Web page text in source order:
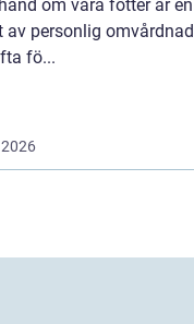
om våra fötter är en
av personlig omvårdnad
fö...